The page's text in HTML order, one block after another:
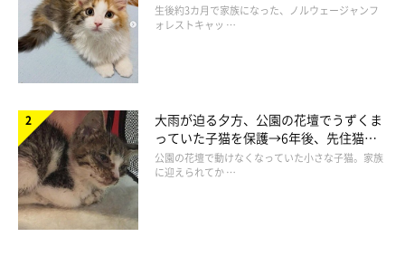
2匹にとっては恒例行事
ち着く姿に「迎えてよかった」
生後約3カ月で家族になった、ノルウェージャンフ
ォレストキャッ …
大雨が迫る夕方、公園の花壇でうずくま
っていた子猫を保護→6年後、先住猫
と“姉妹”のような関係に
公園の花壇で動けなくなっていた小さな子猫。家族
に迎えられてか …